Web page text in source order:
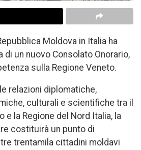
Moldova in Italia ha
di un nuovo Consolato Onorario,
sulla Regione Veneto.
relazioni diplomatiche,
culturali e scientifiche tra il
e la Regione del Nord Italia, la
costituirà un punto di
trentamila cittadini moldavi